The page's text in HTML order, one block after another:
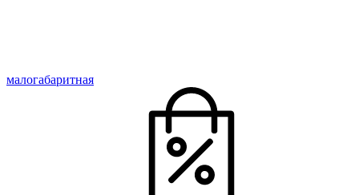
малогабаритная